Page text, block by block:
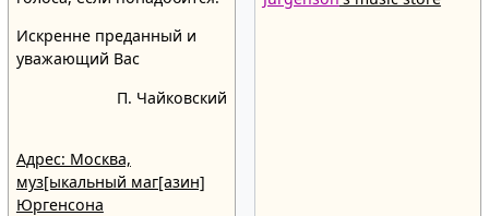
Искренне преданный и
уважающий Вас
П. Чайковский
Адрес: Москва,
муз[ыкальный маг[азин]
Юргенсона